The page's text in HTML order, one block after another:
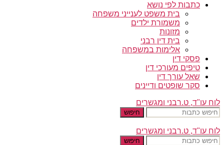
כתבות לפי נושא
בית משפט לענייני משפחה
משמורת ילדים
מזונות
בית דין רבני
אלימות במשפחה
פסקי דין
טיפים מעורכי דין
שאל עורך דין
סקר שופטים ודיינים
לוח עו"ד, ט.רבני ומגשרים
חיפוש
לוח עו"ד, ט.רבני ומגשרים
חיפוש